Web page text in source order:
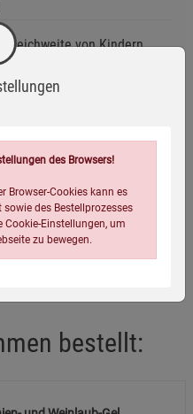
Reichweite von Kindern
4039525004084
280 Gramm
8,3
bestellt:
des Browsers!
Browser-Cookies kann es
des Bestellprozesses
Cookie-Einstellungen, um
zu bewegen.